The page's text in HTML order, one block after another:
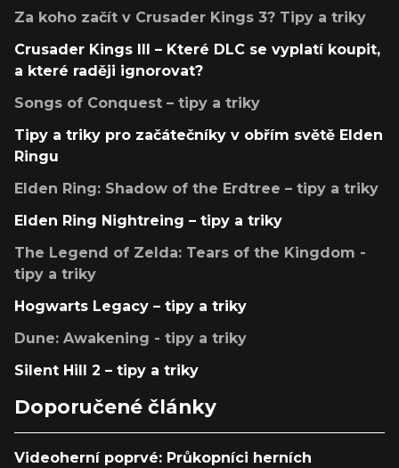
Za koho začít v Crusader Kings 3? Tipy a triky
Crusader Kings III – Které DLC se vyplatí koupit,
a které raději ignorovat?
Songs of Conquest – tipy a triky
Tipy a triky pro začátečníky v obřím světě Elden
Ringu
Elden Ring: Shadow of the Erdtree – tipy a triky
Elden Ring Nightreing – tipy a triky
The Legend of Zelda: Tears of the Kingdom -
tipy a triky
Hogwarts Legacy – tipy a triky
Dune: Awakening - tipy a triky
Silent Hill 2 – tipy a triky
Doporučené články
Videoherní poprvé: Průkopníci herních